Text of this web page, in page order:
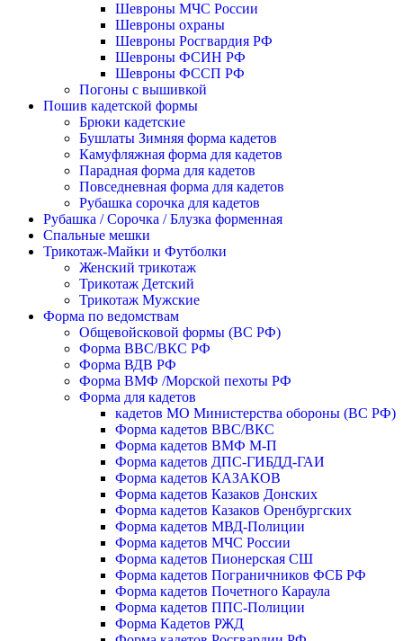
Шевроны МЧС России
Шевроны охраны
Шевроны Росгвардия РФ
Шевроны ФСИН РФ
Шевроны ФССП РФ
Погоны с вышивкой
Пошив кадетской формы
Брюки кадетские
Бушлаты Зимняя форма кадетов
Камуфляжная форма для кадетов
Парадная форма для кадетов
Повседневная форма для кадетов
Рубашка сорочка для кадетов
Рубашка / Сорочка / Блузка форменная
Спальные мешки
Трикотаж-Майки и Футболки
Женский трикотаж
Трикотаж Детский
Трикотаж Мужские
Форма по ведомствам
Общевойсковой формы (ВС РФ)
Форма ВВС/ВКС РФ
Форма ВДВ РФ
Форма ВМФ /Морской пехоты РФ
Форма для кадетов
кадетов МО Министерства обороны (ВС РФ)
Форма кадетов ВВС/ВКС
Форма кадетов ВМФ М-П
Форма кадетов ДПС-ГИБДД-ГАИ
Форма кадетов КАЗАКОВ
Форма кадетов Казаков Донских
Форма кадетов Казаков Оренбургских
Форма кадетов МВД-Полиции
Форма кадетов МЧС России
Форма кадетов Пионерская СШ
Форма кадетов Пограничников ФСБ РФ
Форма кадетов Почетного Караула
Форма кадетов ППС-Полиции
Форма Кадетов РЖД